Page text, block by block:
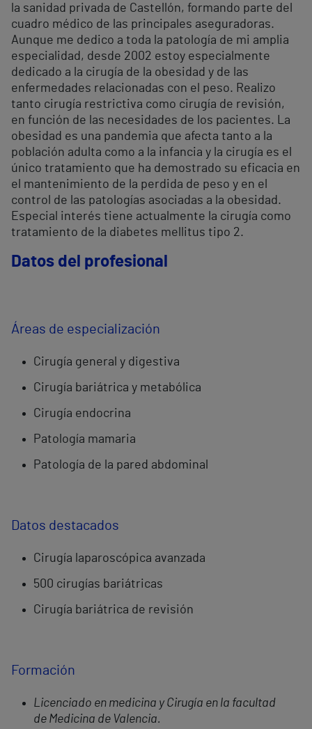
la sanidad privada de Castellón, formando parte del
cuadro médico de las principales aseguradoras.
Aunque me dedico a toda la patología de mi amplia
especialidad, desde 2002 estoy especialmente
dedicado a la cirugía de la obesidad y de las
enfermedades relacionadas con el peso. Realizo
tanto cirugía restrictiva como cirugía de revisión,
en función de las necesidades de los pacientes. La
obesidad es una pandemia que afecta tanto a la
población adulta como a la infancia y la cirugía es el
único tratamiento que ha demostrado su eficacia en
el mantenimiento de la perdida de peso y en el
control de las patologías asociadas a la obesidad.
Especial interés tiene actualmente la cirugía como
tratamiento de la diabetes mellitus tipo 2.
Datos del profesional
Áreas de especialización
Cirugía general y digestiva
Cirugía bariátrica y metabólica
Cirugía endocrina
Patología mamaria
Patología de la pared abdominal
Datos destacados
Cirugía laparoscópica avanzada
500 cirugías bariátricas
Cirugía bariátrica de revisión
Formación
Licenciado en medicina y Cirugía en la facultad
de Medicina de Valencia.